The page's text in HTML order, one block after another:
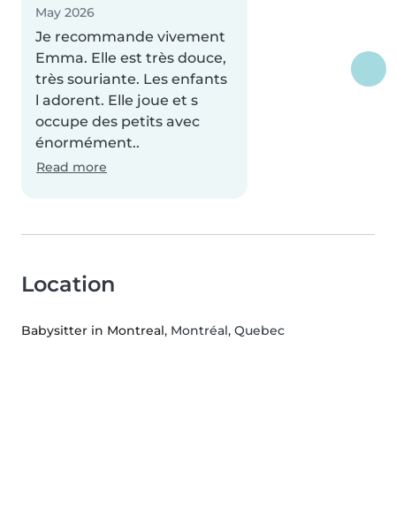
May 2026
Je recommande vivement
Emma. Elle est très douce,
très souriante. Les enfants
l adorent. Elle joue et s
occupe des petits avec
énormément..
Read more
Location
Babysitter in Montreal, Montréal, Quebec